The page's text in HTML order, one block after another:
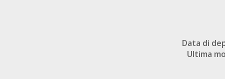
Data di
Ultima